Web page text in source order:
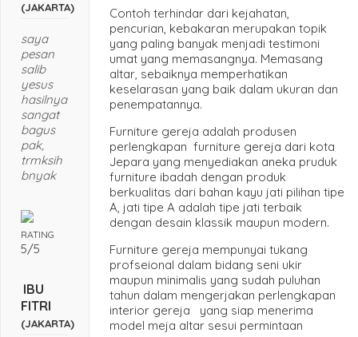
Contoh terhindar dari kejahatan,
pencurian, kebakaran merupakan topik
yang paling banyak menjadi testimoni
umat yang memasangnya. Memasang
altar, sebaiknya memperhatikan
keselarasan yang baik dalam ukuran dan
penempatannya.
Furniture gereja adalah produsen
perlengkapan furniture gereja dari kota
Jepara yang menyediakan aneka pruduk
furniture ibadah dengan produk
berkualitas dari bahan kayu jati pilihan tipe
A, jati tipe A adalah tipe jati terbaik
dengan desain klassik maupun modern.
Furniture gereja mempunyai tukang
profseional dalam bidang seni ukir
maupun minimalis yang sudah puluhan
tahun dalam mengerjakan perlengkapan
interior gereja yang siap menerima
model meja altar sesui permintaan
(JAKARTA)
saya
pesan
salib
yesus
hasilnya
sangat
bagus
pak,
trmksih
bnyak
RATING
5/5
IBU
FITRI
(JAKARTA)